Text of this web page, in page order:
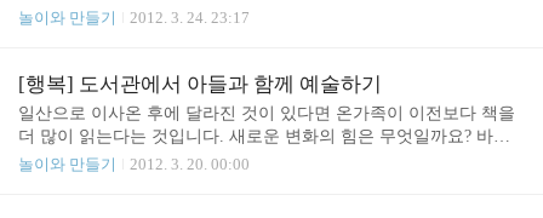
과슈로 밝은 부분을 강조하면 끝! (클릭하면 큰 그림!) 이제 고양시
카데미로 향합니다. 지난주의 이론 수업에 이어 오늘은 드디어 거리
3 지점을 실로 연결하면 됩니다. 쉽죠. 요 구도틀로 바라보면 세상이
조금은 다르게 보여요. 친절하고 열정적인 고경일 선생님의 모습. 자
이제 각자 좋은 자리를 잡고 스케치를 시작합니다. 시간이 부족하면
나중에 완성을 할 수 있도록 사진도 찍어 놓구요. 서울 드로잉 3기
반장님 부부 모습. 토요일 아침 부부가 함께 그림을 그리는 모습은
놀이와 만들기 2012. 3. 24. 23:17
[행복] 도서관에서 아들과 함께 예술하기
일산으로 이사온 후에 달라진 것이 있다면 온가족이 이전보다 책을
더 많이 읽는다는 것입니다. 새로운 변화의 힘은 무엇일까요? 바로
걸어서 10분 거리에 새로 생긴 멋진 도서관 덕분이죠. 최신 도서관
놀이와 만들기 2012. 3. 20. 00:00